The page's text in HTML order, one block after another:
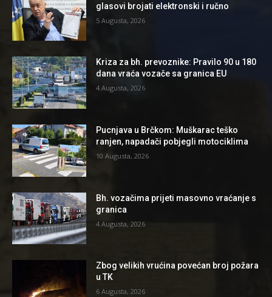
glasovi brojati elektronski i ručno
5 Augusta, 2026
Kriza za bh. prevoznike: Pravilo 90 u 180
dana vraća vozače sa granica EU
4 Augusta, 2026
Pucnjava u Brčkom: Muškarac teško
ranjen, napadači pobjegli motociklima
10 Augusta, 2026
Bh. vozačima prijeti masovno vraćanje s
granica
4 Augusta, 2026
Zbog velikih vrućina povećan broj požara
u TK
6 Augusta, 2026